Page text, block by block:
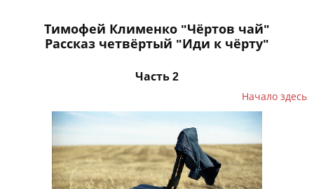
Тимофей Клименко "Чёртов чай"
Рассказ четвёртый "Иди к чёрту"
Часть 2
Начало здесь